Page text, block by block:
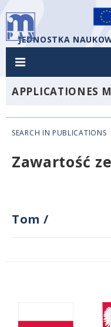
JEDNOSTKA
APPLICATIONES
SEARCH IN PUBLICATIONS
Zawartość
Tom /